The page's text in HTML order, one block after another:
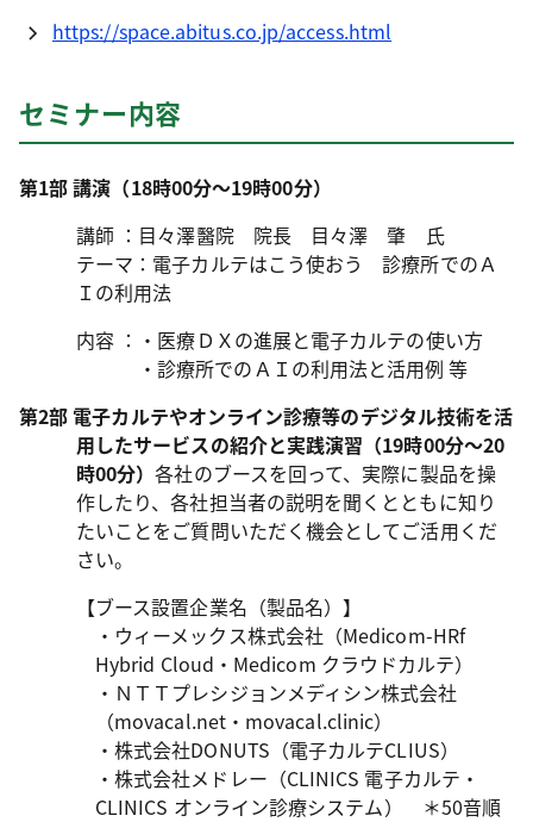
https://space.abitus.co.jp/access.html
セミナー内容
第1部 講演（18時00分～19時00分）
講師 ：目々澤醫院 院長 目々澤 肇 氏
テーマ：電子カルテはこう使おう 診療所でのＡ
Ｉの利用法
内容 ：・医療ＤＸの進展と電子カルテの使い方
・診療所でのＡＩの利用法と活用例 等
第2部 電子カルテやオンライン診療等のデジタル技術を活
用したサービスの紹介と実践演習（19時00分～20
時00分）各社のブースを回って、実際に製品を操
作したり、各社担当者の説明を聞くとともに知り
たいことをご質問いただく機会としてご活用くだ
さい。
【ブース設置企業名（製品名）】
・ウィーメックス株式会社（Medicom-HRf
Hybrid Cloud・Medicom クラウドカルテ）
・ＮＴＴプレシジョンメディシン株式会社
（movacal.net・movacal.clinic）
・株式会社DONUTS（電子カルテCLIUS）
・株式会社メドレー（CLINICS 電子カルテ・
CLINICS オンライン診療システム） ＊50音順